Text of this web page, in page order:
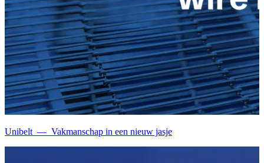
Unibelt — Vakmanschap in een nieuw jasje